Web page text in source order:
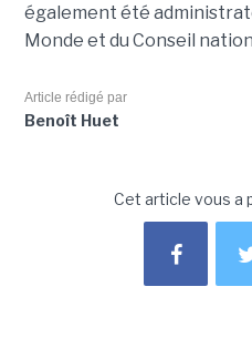
également été
Monde et du Conseil
Article rédigé par
Benoît Huet
Cet article vous a